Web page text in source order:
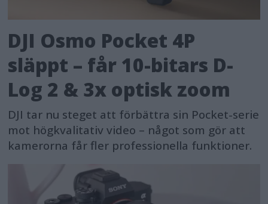
DJI Osmo Pocket 4P
släppt – får 10-bitars D-
Log 2 & 3x optisk zoom
DJI tar nu steget att förbättra sin Pocket-serie
mot högkvalitativ video – något som gör att
kamerorna får fler professionella funktioner.